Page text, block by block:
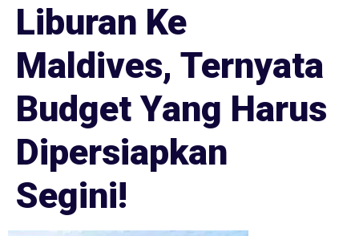
Liburan Ke
Maldives, Ternyata
Budget Yang Harus
Dipersiapkan
Segini!